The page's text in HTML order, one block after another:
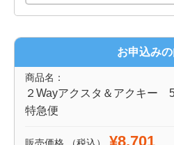
お申込み
商品名：
２Wayアクスタ＆アクキ
特急便
¥8,701